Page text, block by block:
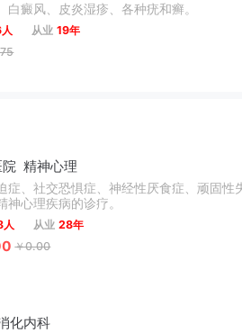
白癜风、皮炎湿疹、各种疣和癣。
从业 19年
精神心理
症、社交恐惧症、神经性厌食症、顽固
心理疾病的诊疗。
从业 28年
￥0.00
化内科